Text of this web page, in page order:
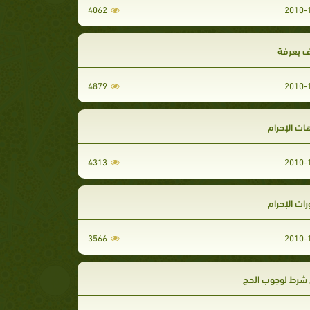
4062
بعرفة
4879
الإحرام
4313
الإحرام
3566
شرط لوجوب الحج